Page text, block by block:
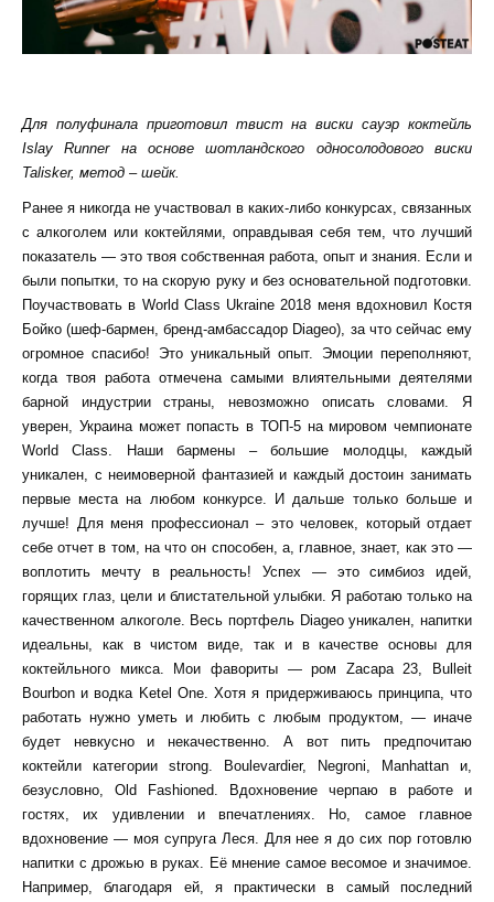
Для полуфинала приготовил твист на виски сауэр коктейль
Islay Runner на основе шотландского односолодового виски
Talisker, метод – шейк.
Ранее я никогда не участвовал в каких-либо конкурсах, связанных
с алкоголем или коктейлями, оправдывая себя тем, что лучший
показатель — это твоя собственная работа, опыт и знания. Если и
были попытки, то на скорую руку и без основательной подготовки.
Поучаствовать в World Class Ukraine 2018 меня вдохновил Костя
Бойко (шеф-бармен, бренд-амбассадор Diageo), за что сейчас ему
огромное спасибо! Это уникальный опыт. Эмоции переполняют,
когда твоя работа отмечена самыми влиятельными деятелями
барной индустрии страны, невозможно описать словами. Я
уверен, Украина может попасть в ТОП-5 на мировом чемпионате
World Class. Наши бармены – большие молодцы, каждый
уникален, с неимоверной фантазией и каждый достоин занимать
первые места на любом конкурсе. И дальше только больше и
лучше! Для меня профессионал – это человек, который отдает
себе отчет в том, на что он способен, а, главное, знает, как это —
воплотить мечту в реальность! Успех — это симбиоз идей,
горящих глаз, цели и блистательной улыбки. Я работаю только на
качественном алкоголе. Весь портфель Diageo уникален, напитки
идеальны, как в чистом виде, так и в качестве основы для
коктейльного микса. Мои фавориты — ром Zacapa 23, Bulleit
Bourbon и водка Ketel One. Хотя я придерживаюсь принципа, что
работать нужно уметь и любить с любым продуктом, — иначе
будет невкусно и некачественно. А вот пить предпочитаю
коктейли категории strong. Boulevardier, Negroni, Manhattan и,
безусловно, Old Fashioned. Вдохновение черпаю в работе и
гостях, их удивлении и впечатлениях. Но, самое главное
вдохновение — моя супруга Леся. Для нее я до сих пор готовлю
напитки с дрожью в руках. Её мнение самое весомое и значимое.
Например, благодаря ей, я практически в самый последний